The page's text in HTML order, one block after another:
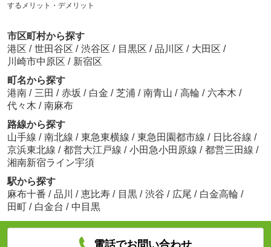
するメリット・デメリット
市区町村から探す
港区 / 世田谷区 / 渋谷区 / 目黒区 / 品川区 / 大田区 /
川崎市中原区 / 新宿区
町名から探す
港南 / 三田 / 赤坂 / 白金 / 芝浦 / 南青山 / 高輪 / 六本木 /
代々木 / 南麻布
路線から探す
山手線 / 南北線 / 東急東横線 / 東急田園都市線 / 日比谷線 /
京浜東北線 / 都営大江戸線 / 小田急小田原線 / 都営三田線 /
湘南新宿ライン宇須
駅から探す
麻布十番 / 品川 / 恵比寿 / 目黒 / 渋谷 / 広尾 / 白金高輪 /
田町 / 白金台 / 中目黒